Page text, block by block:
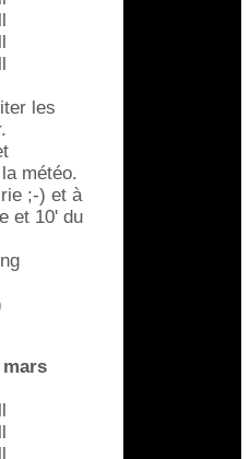
les
météo.
;-) et à
et 10' du